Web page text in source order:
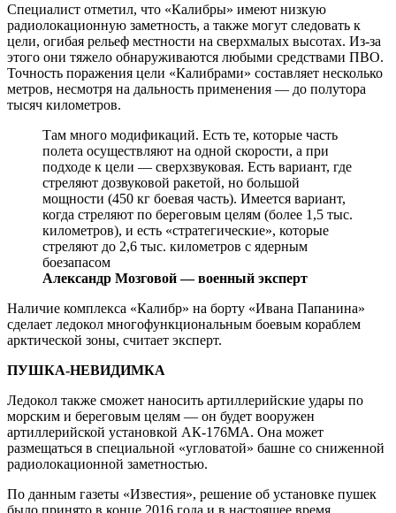
Специалист отметил, что «Калибры» имеют низкую
радиолокационную заметность, а также могут следовать к
цели, огибая рельеф местности на сверхмалых высотах. Из-за
этого они тяжело обнаруживаются любыми средствами ПВО.
Точность поражения цели «Калибрами» составляет несколько
метров, несмотря на дальность применения — до полутора
тысяч километров.
Там много модификаций. Есть те, которые часть
полета осуществляют на одной скорости, а при
подходе к цели — сверхзвуковая. Есть вариант, где
стреляют дозвуковой ракетой, но большой
мощности (450 кг боевая часть). Имеется вариант,
когда стреляют по береговым целям (более 1,5 тыс.
километров), и есть «стратегические», которые
стреляют до 2,6 тыс. километров с ядерным
боезапасом
Александр Мозговой — военный эксперт
Наличие комплекса «Калибр» на борту «Ивана Папанина»
сделает ледокол многофункциональным боевым кораблем
арктической зоны, считает эксперт.
ПУШКА-НЕВИДИМКА
Ледокол также сможет наносить артиллерийские удары по
морским и береговым целям — он будет вооружен
артиллерийской установкой АК-176МА. Она может
размещаться в специальной «угловатой» башне со сниженной
радиолокационной заметностью.
По данным газеты «Известия», решение об установке пушек
было принято в конце 2016 года и в настоящее время